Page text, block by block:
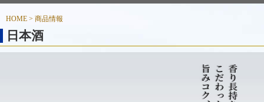
HOME > 商品情報
日本酒